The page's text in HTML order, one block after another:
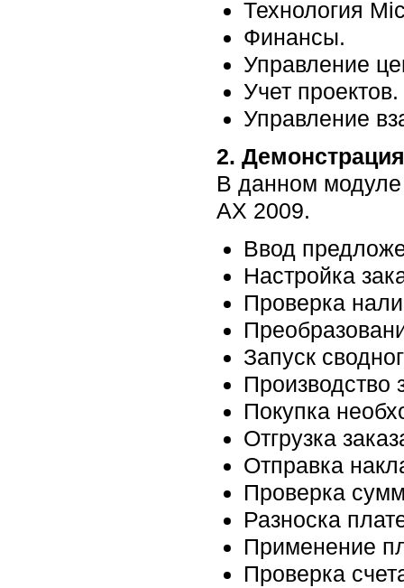
Технология
Финансы.
Управление
Учет проектов.
Управление
2.
В данном модуле
AX 2009.
Ввод
Настройка
Проверка
Запуск
Производство
Покупка
Отгрузка
Отправка
Проверка
Разноска
Применение
Проверка